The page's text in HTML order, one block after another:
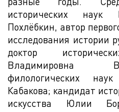
исторических наук
Похлёбкин, автор
исследования истории
доктор
Владимировна
филологических
Кабакова; кандидат
искусства Юлии